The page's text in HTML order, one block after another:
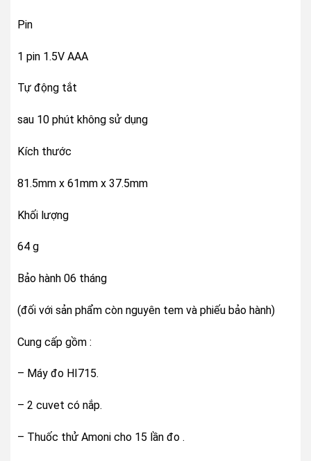
Pin
1 pin 1.5V AAA
Tự động tắt
sau 10 phút không sử dụng
Kích thước
81.5mm x 61mm x 37.5mm
Khối lượng
64 g
Bảo hành 06 tháng
(đối với sản phẩm còn nguyên tem và phiếu bảo hành)
Cung cấp gồm :
– Máy đo HI715.
– 2 cuvet có nắp.
– Thuốc thử Amoni cho 15 lần đo .